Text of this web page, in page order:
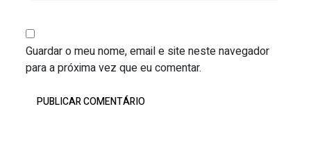
Guardar o meu nome, email e site neste navegador
para a próxima vez que eu comentar.